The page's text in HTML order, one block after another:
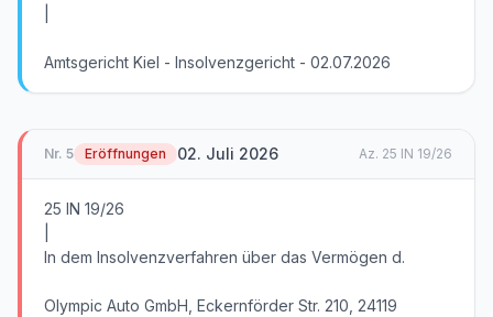
Amtsgericht Kiel - Insolvenzgericht - 02.07.2026
Nr. 5 Eröffnungen 02. Juli 2026 Az. 25 IN 19/26
25 IN 19/26
In dem Insolvenzverfahren über das Vermögen d.
Olympic Auto GmbH, Eckernförder Str. 210, 24119